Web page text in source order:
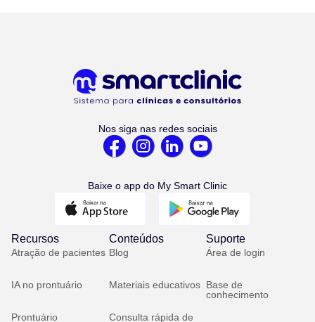
Nos siga nas redes sociais
Baixe o app do My Smart Clinic
Recursos
Atração de pacientes
IA no prontuário
Prontuário
Conteúdos
Blog
Materiais educativos
Consulta rápida de
Suporte
Área de login
Base de
conhecimento